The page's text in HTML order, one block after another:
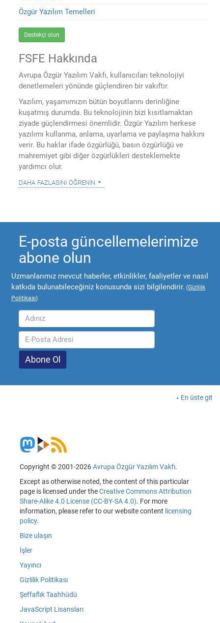
Özgür Yazılım Temelleri
Destekçi olun
FSFE Hakkında
Avrupa Özgür Yazılım Vakfı, kullanıcıları teknolojiyi
denetlemeleri yönünde güçlendiren bir vakıftır.
Yazılım, yaşamımızın bütün boyutlarını derinliğine
kuşatmış durumda. Bu teknolojinin bizi kısıtlamaktan
ziyade güçlendirmesi önemlidir. Özgür Yazılım herkese
yazılımı kullanma, anlama, uyarlama ve paylaşma hakkını
verir. Bu haklar ifade özgürlüğü, basın özgürlüğü ve
mahremiyet gibi diğer özgürlükleri desteklemekte
yardımcı olur.
daha fazlasını öğrenin
E-posta güncellemelerimize
abone olun
Uzmanlarımız mevcut haberler, etkinlikler, faaliyetler ve nasıl
katkıda bulunabileceğiniz konusunda sizi bilgilendirir. (Gizlilik
Politikası)
En üste git
Copyright © 2001-2026Avrupa Özgür Yazılım Vakfı.
Except as otherwise noted, the content of this particular
page is licensed under theCreative Commons Attribution
Share-Alike 4.0 License (CC-BY-SA 4.0). For more
information, please refer to our website content licensing
policy.
Bize ulaşın
İşler
Yayıncı
Gizlilik Politikası
Şeffaflık Taahhüdü
JavaScript Lisansları